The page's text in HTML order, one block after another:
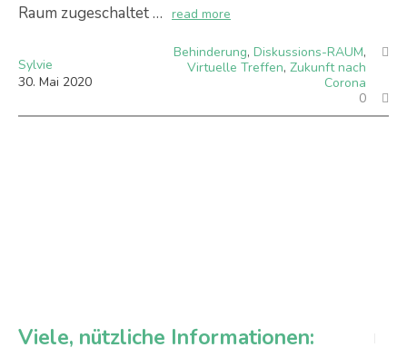
Raum zugeschaltet … read more
Sylvie
30. Mai 2020
Behinderung, Diskussions-RAUM,
Virtuelle Treffen, Zukunft nach
Corona
0
Viele, nützliche Informationen: